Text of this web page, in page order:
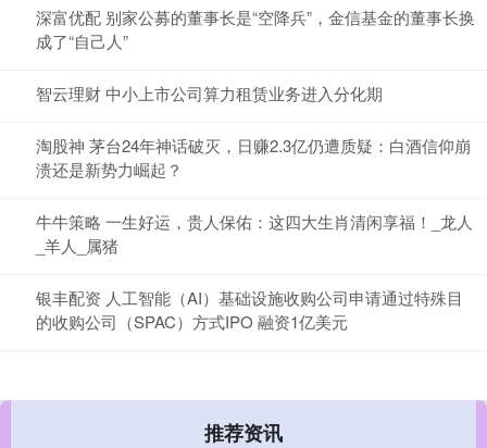
深富优配 别家公募的董事长是“空降兵”，金信基金的董事长换
成了“自己人”
智云理财 中小上市公司算力租赁业务进入分化期
淘股神 茅台24年神话破灭，日赚2.3亿仍遭质疑：白酒信仰崩
溃还是新势力崛起？
牛牛策略 一生好运，贵人保佑：这四大生肖清闲享福！_龙人
_羊人_属猪
银丰配资 人工智能（AI）基础设施收购公司申请通过特殊目
的收购公司（SPAC）方式IPO 融资1亿美元
推荐资讯